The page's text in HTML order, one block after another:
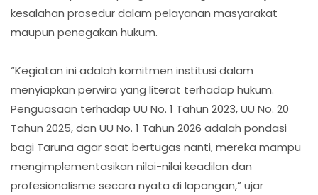
kesalahan prosedur dalam pelayanan masyarakat
maupun penegakan hukum.
“Kegiatan ini adalah komitmen institusi dalam
menyiapkan perwira yang literat terhadap hukum.
Penguasaan terhadap UU No. 1 Tahun 2023, UU No. 20
Tahun 2025, dan UU No. 1 Tahun 2026 adalah pondasi
bagi Taruna agar saat bertugas nanti, mereka mampu
mengimplementasikan nilai-nilai keadilan dan
profesionalisme secara nyata di lapangan,” ujar